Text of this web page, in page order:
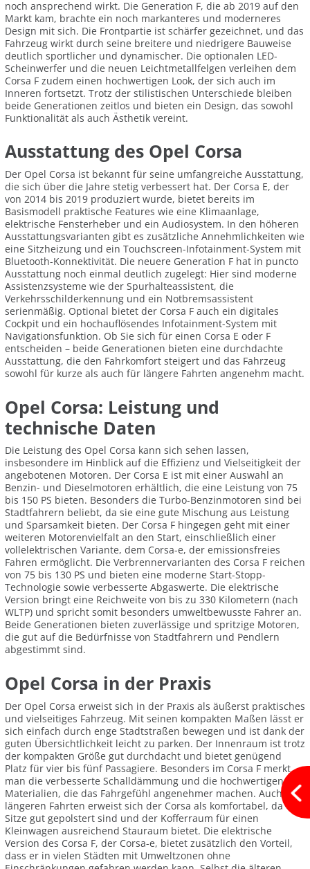
noch ansprechend wirkt. Die Generation F, die ab 2019 auf den
Markt kam, brachte ein noch markanteres und moderneres
Design mit sich. Die Frontpartie ist schärfer gezeichnet, und das
Fahrzeug wirkt durch seine breitere und niedrigere Bauweise
deutlich sportlicher und dynamischer. Die optionalen LED-
Scheinwerfer und die neuen Leichtmetallfelgen verleihen dem
Corsa F zudem einen hochwertigen Look, der sich auch im
Inneren fortsetzt. Trotz der stilistischen Unterschiede bleiben
beide Generationen zeitlos und bieten ein Design, das sowohl
Funktionalität als auch Ästhetik vereint.
Ausstattung des Opel Corsa
Der Opel Corsa ist bekannt für seine umfangreiche Ausstattung,
die sich über die Jahre stetig verbessert hat. Der Corsa E, der
von 2014 bis 2019 produziert wurde, bietet bereits im
Basismodell praktische Features wie eine Klimaanlage,
elektrische Fensterheber und ein Audiosystem. In den höheren
Ausstattungsvarianten gibt es zusätzliche Annehmlichkeiten wie
eine Sitzheizung und ein Touchscreen-Infotainment-System mit
Bluetooth-Konnektivität. Die neuere Generation F hat in puncto
Ausstattung noch einmal deutlich zugelegt: Hier sind moderne
Assistenzsysteme wie der Spurhalteassistent, die
Verkehrsschilderkennung und ein Notbremsassistent
serienmäßig. Optional bietet der Corsa F auch ein digitales
Cockpit und ein hochauflösendes Infotainment-System mit
Navigationsfunktion. Ob Sie sich für einen Corsa E oder F
entscheiden – beide Generationen bieten eine durchdachte
Ausstattung, die den Fahrkomfort steigert und das Fahrzeug
sowohl für kurze als auch für längere Fahrten angenehm macht.
Opel Corsa: Leistung und
technische Daten
Die Leistung des Opel Corsa kann sich sehen lassen,
insbesondere im Hinblick auf die Effizienz und Vielseitigkeit der
angebotenen Motoren. Der Corsa E ist mit einer Auswahl an
Benzin- und Dieselmotoren erhältlich, die eine Leistung von 75
bis 150 PS bieten. Besonders die Turbo-Benzinmotoren sind bei
Stadtfahrern beliebt, da sie eine gute Mischung aus Leistung
und Sparsamkeit bieten. Der Corsa F hingegen geht mit einer
weiteren Motorenvielfalt an den Start, einschließlich einer
vollelektrischen Variante, dem Corsa-e, der emissionsfreies
Fahren ermöglicht. Die Verbrennervarianten des Corsa F reichen
von 75 bis 130 PS und bieten eine moderne Start-Stopp-
Technologie sowie verbesserte Abgaswerte. Die elektrische
Version bringt eine Reichweite von bis zu 330 Kilometern (nach
WLTP) und spricht somit besonders umweltbewusste Fahrer an.
Beide Generationen bieten zuverlässige und spritzige Motoren,
die gut auf die Bedürfnisse von Stadtfahrern und Pendlern
abgestimmt sind.
Opel Corsa in der Praxis
Der Opel Corsa erweist sich in der Praxis als äußerst praktisches
und vielseitiges Fahrzeug. Mit seinen kompakten Maßen lässt er
sich einfach durch enge Stadtstraßen bewegen und ist dank der
guten Übersichtlichkeit leicht zu parken. Der Innenraum ist trotz
der kompakten Größe gut durchdacht und bietet genügend
Platz für vier bis fünf Passagiere. Besonders im Corsa F merkt
man die verbesserte Schalldämmung und die hochwertigen
Materialien, die das Fahrgefühl angenehmer machen. Auch bei
längeren Fahrten erweist sich der Corsa als komfortabel, da die
Sitze gut gepolstert sind und der Kofferraum für einen
Kleinwagen ausreichend Stauraum bietet. Die elektrische
Version des Corsa F, der Corsa-e, bietet zusätzlich den Vorteil,
dass er in vielen Städten mit Umweltzonen ohne